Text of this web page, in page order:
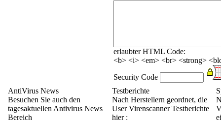
erlaubter HTML Code:
<b> <i> <em> <br> <strong>
Security Code
AntiVirus News
Besuchen Sie auch den
tagesaktuellen Antivirus News
Bereich
Testberichte
Nach Herstellern geordnet, die
User Virenscanner Testberichte
hier :